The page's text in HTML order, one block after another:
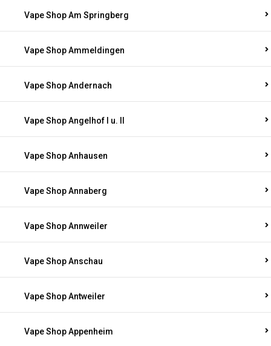
Vape Shop Am Springberg
Vape Shop Ammeldingen
Vape Shop Andernach
Vape Shop Angelhof I u. II
Vape Shop Anhausen
Vape Shop Annaberg
Vape Shop Annweiler
Vape Shop Anschau
Vape Shop Antweiler
Vape Shop Appenheim